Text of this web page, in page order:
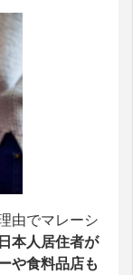
由でマレーシ
日本人居住者が
や食料品店も